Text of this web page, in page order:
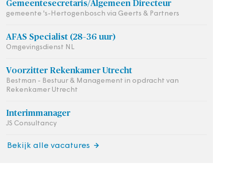
Gemeentesecretaris/Algemeen Directeur
gemeente 's-Hertogenbosch via Geerts & Partners
AFAS Specialist (28–36 uur)
Omgevingsdienst NL
Voorzitter Rekenkamer Utrecht
Bestman - Bestuur & Management in opdracht van
Rekenkamer Utrecht
Interimmanager
JS Consultancy
Bekijk alle vacatures